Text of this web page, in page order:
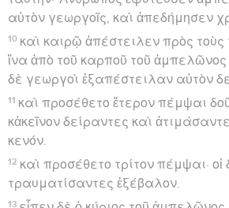
αὐτὸν γεωργοῖς, καὶ ἀπεδήμησεν
10 καὶ καιρῷ ἀπέστειλεν πρὸς τοὺς
ἵνα ἀπὸ τοῦ καρποῦ τοῦ ἀμπελῶνος
δὲ γεωργοὶ ἐξαπέστειλαν αὐτὸν
11 καὶ προσέθετο ἕτερον πέμψαι
κἀκεῖνον δείραντες καὶ
κενόν.
12 καὶ προσέθετο τρίτον πέμψαι· οἱ
τραυματίσαντες ἐξέβαλον.
13